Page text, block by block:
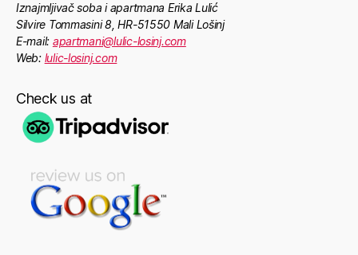
Iznajmljivač soba i apartmana Erika Lulić
Silvire Tommasini 8, HR-51550 Mali Lošinj
E-mail: apartmani@lulic-losinj.com
Web: lulic-losinj.com
Check us at